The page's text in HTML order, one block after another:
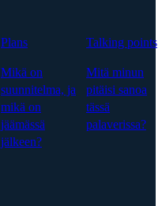
Plans
Mikä on
suunnitelma, ja
mikä on
jäämässä
jälkeen?
Talking points
Mitä minun
pitäisi sanoa
tässä
palaverissa?